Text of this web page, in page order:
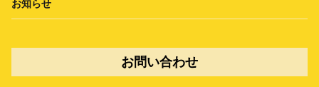
お知らせ
お問い合わせ